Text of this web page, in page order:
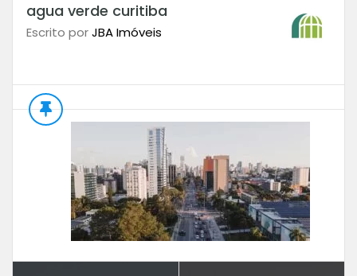
agua verde curitiba
Escrito porJBA Imóveis